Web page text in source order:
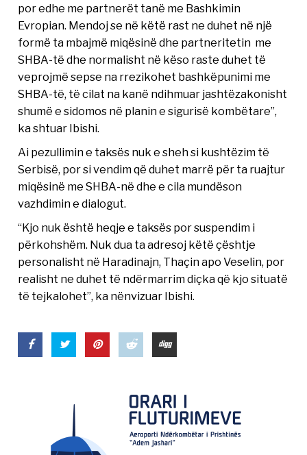
por edhe me partnerët tanë me Bashkimin
Evropian. Mendoj se në këtë rast ne duhet në një
formë ta mbajmë miqësinë dhe partneritetin me
SHBA-të dhe normalisht në këso raste duhet të
veprojmë sepse na rrezikohet bashkëpunimi me
SHBA-të, të cilat na kanë ndihmuar jashtëzakonisht
shumë e sidomos në planin e sigurisë kombëtare”,
ka shtuar Ibishi.
Ai pezullimin e taksës nuk e sheh si kushtëzim të
Serbisë, por si vendim që duhet marrë për ta ruajtur
miqësinë me SHBA-në dhe e cila mundëson
vazhdimin e dialogut.
“Kjo nuk është heqje e taksës por suspendim i
përkohshëm. Nuk dua ta adresoj këtë çështje
personalisht në Haradinajn, Thaçin apo Veselin, por
realisht ne duhet të ndërmarrim diçka që kjo situatë
të tejkalohet”, ka nënvizuar Ibishi.